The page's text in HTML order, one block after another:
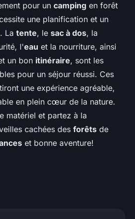
pour un camping en forêt
une planification et un
La tente, le sac à dos, la
l'eau et la nourriture, ainsi
un bon itinéraire, sont les
pour un séjour réussi. Ces
une expérience agréable,
en plein cœur de la nature.
matériel et partez à la
cachées des forêts de
et bonne aventure!